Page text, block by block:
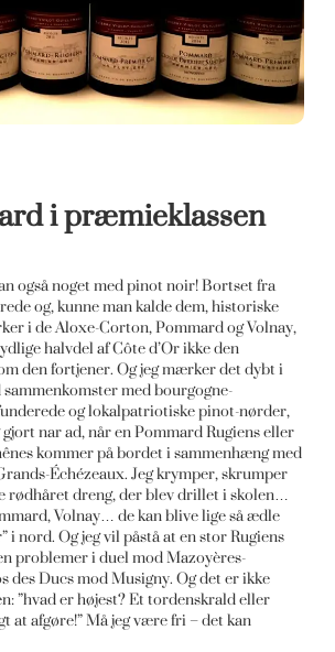
i præmieklassen
også noget med pinot noir! Bortset fra
og, kunne man kalde dem, historiske
i de Aloxe-Corton, Pommard og Volnay,
halvdel af Côte d’Or ikke den
den fortjener. Og jeg mærker det dybt i
med bourgogne-
og lokalpatriotiske pinot-nørder,
nar ad, når en Pommard Rugiens eller
kommer på bordet i sammenhæng med
Échézeaux. Jeg krymper, skrumper
rødhåret dreng, der blev drillet i skolen…
Volnay… de kan blive lige så ædle
i nord. Og jeg vil påstå at en stor Rugiens
problemer i duel mod Mazoyères-
des Ducs mod Musigny. Og det er ikke
”hvad er højest? Et tordenskrald eller
at afgøre!” Må jeg være fri – det kan